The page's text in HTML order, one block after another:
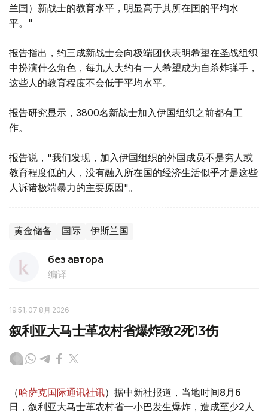
兰国）新战士的教育水平，明显高于其所在国的平均水
平。"
报告指出，约三成新战士会向极端团伙表明希望在圣战组织
中扮演什么角色，每九人大约有一人希望成为自杀炸弹手，
这些人的教育程度不会低于平均水平。
报告研究显示，3800名新战士加入伊国组织之前都有工
作。
报告说，"我们发现，加入伊国组织的外国成员不是穷人或
教育程度低的人，没有融入所在国的经济生活似乎才是这些
人诉诸极端暴力的主要原因"。
黄金储备 国际 伊斯兰国
без автора
编译
19:51, 07 8月 2026
叙利亚大马士革农村省爆炸致2死13伤
（哈萨克国际通讯社讯）据中新社报道，当地时间8月6
日，叙利亚大马士革农村省一小巴发生爆炸，造成至少2人